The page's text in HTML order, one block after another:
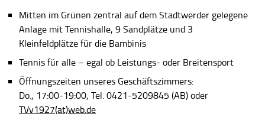
Mitten im Grünen zentral auf dem Stadtwerder gelegene
Anlage mit Tennishalle, 9 Sandplätze und 3
Kleinfeldplätze für die Bambinis
Tennis für alle – egal ob Leistungs- oder Breitensport
Öffnungszeiten unseres Geschäftszimmers:
Do., 17:00-19:00, Tel. 0421-5209845 (AB) oder
TVv1927(at)web.de